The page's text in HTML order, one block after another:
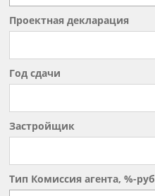
Проектная декларация
Год сдачи
Застройщик
Тип Комиссия агента, %-руб